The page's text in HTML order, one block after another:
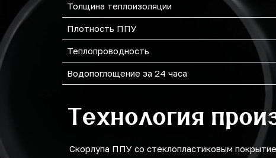
Толщина теплоизоляции
Плотность ППУ
Теплопроводность
Водопоглощение за 24 часа
Технология
Скорлупа ППУ со стеклопластиковым